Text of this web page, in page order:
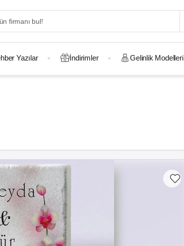
Yazılar İndirimler Gelinlik Modelleri